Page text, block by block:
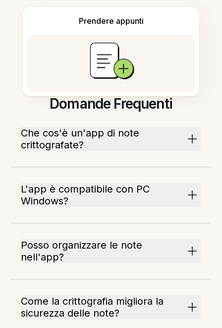
Prendere appunti
Domande Frequenti
Che cos'è un'app di note
crittografate?
L'app è compatibile con PC
Windows?
Posso organizzare le note
nell'app?
Come la crittografia migliora la
sicurezza delle note?